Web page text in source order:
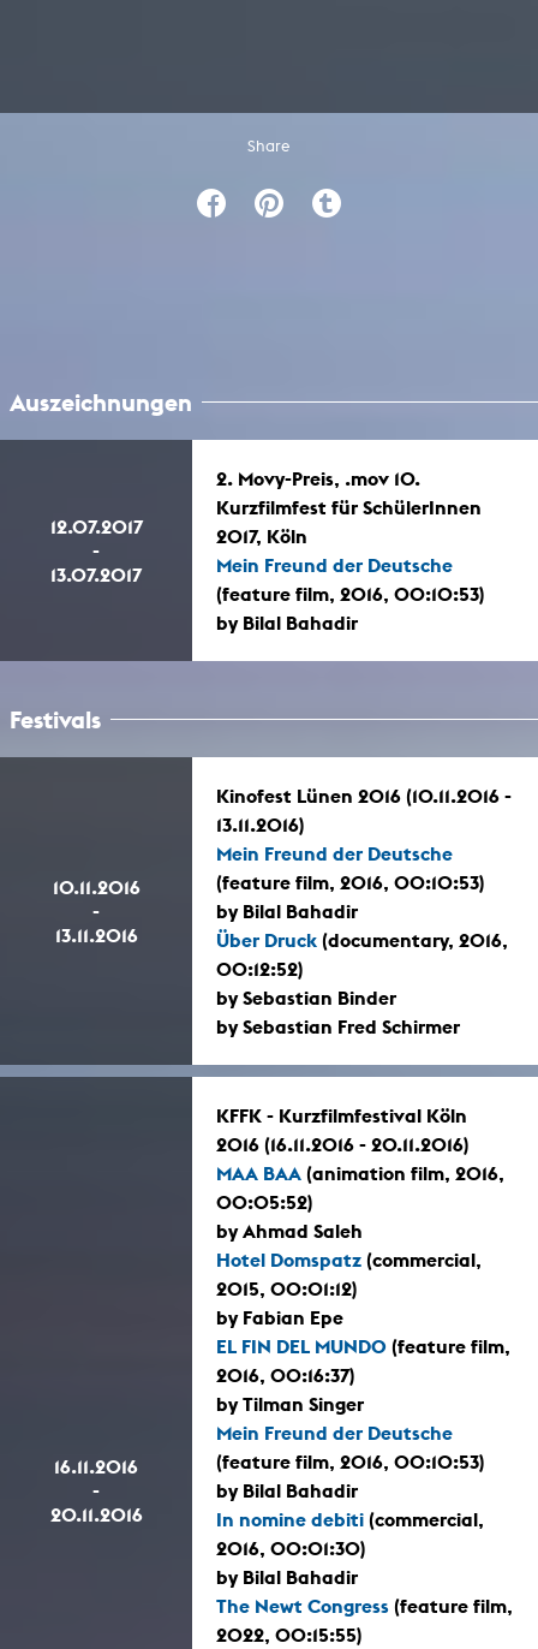
Share
Auszeichnungen
12.07.2017
-
13.07.2017
2. Movy-Preis, .mov 10.
Kurzfilmfest für SchülerInnen
2017, Köln
Mein Freund der Deutsche
(feature film, 2016, 00:10:53)
by Bilal Bahadir
Festivals
10.11.2016
-
13.11.2016
Kinofest Lünen 2016 (10.11.2016 -
13.11.2016)
Mein Freund der Deutsche
(feature film, 2016, 00:10:53)
by Bilal Bahadir
Über Druck (documentary, 2016,
00:12:52)
by Sebastian Binder
by Sebastian Fred Schirmer
16.11.2016
-
20.11.2016
KFFK - Kurzfilmfestival Köln
2016 (16.11.2016 - 20.11.2016)
MAA BAA (animation film, 2016,
00:05:52)
by Ahmad Saleh
Hotel Domspatz (commercial,
2015, 00:01:12)
by Fabian Epe
EL FIN DEL MUNDO (feature film,
2016, 00:16:37)
by Tilman Singer
Mein Freund der Deutsche
(feature film, 2016, 00:10:53)
by Bilal Bahadir
In nomine debiti (commercial,
2016, 00:01:30)
by Bilal Bahadir
The Newt Congress (feature film,
2022, 00:15:55)